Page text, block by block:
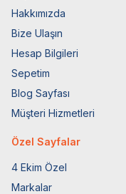
Hakkımızda
Bize Ulaşın
Hesap Bilgileri
Sepetim
Blog Sayfası
Müşteri Hizmetleri
Özel Sayfalar
4 Ekim Özel
Markalar